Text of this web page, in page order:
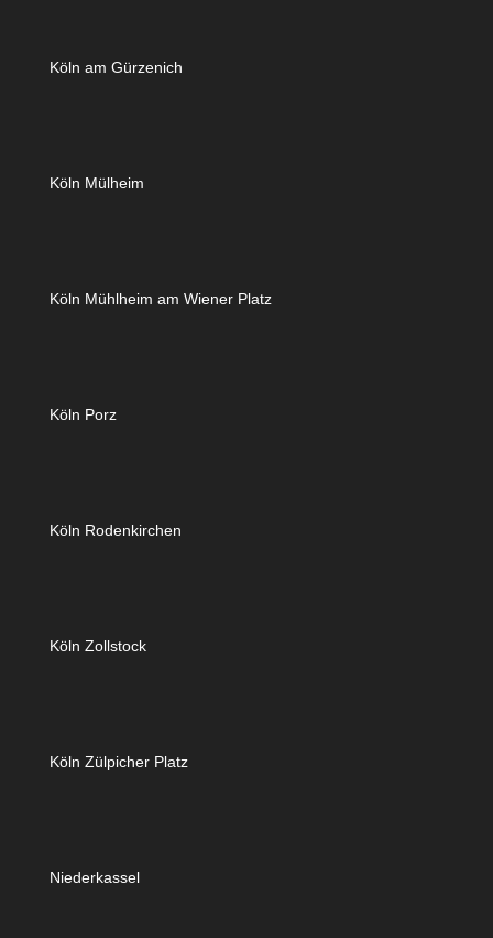
Köln am Gürzenich
Köln Mülheim
Köln Mühlheim am Wiener Platz
Köln Porz
Köln Rodenkirchen
Köln Zollstock
Köln Zülpicher Platz
Niederkassel